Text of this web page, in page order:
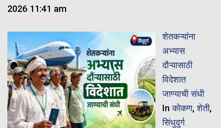
2026 11:41 am
शेतकऱ्यांना
अभ्यास
दौऱ्यासाठी
विदेशात
जाण्याची संधी
Inकोकण,शेती,
सिंधुदुर्ग